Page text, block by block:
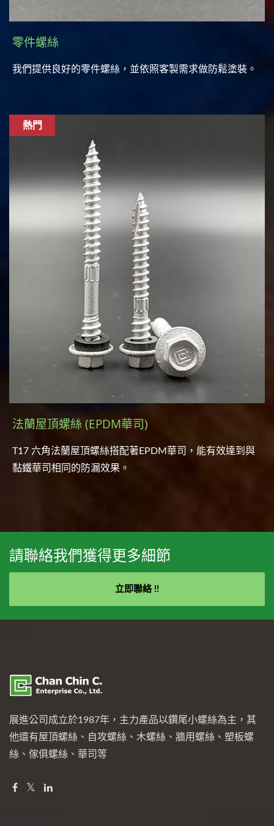
零件螺絲
我們提供良好的零件螺絲，並依照客製需求做防鬆塗裝。
熱門
法蘭屋頂螺絲 (EPDM華司)
T17 六角法蘭屋頂螺絲搭配著EPDM華司，能有效達到與
黏鐵華司相同的防漏效果。
請聯絡我們獲得更多細節
立即聯絡 !!
展進公司成立於1987年，主力產品以鑽尾小螺絲為主，其
他還有屋頂螺絲、自攻螺絲、木螺絲、牆用螺絲、塑板螺
絲、傢俱螺絲、華司等